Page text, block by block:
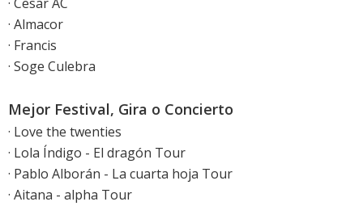
· Almacor
· Francis
· Soge Culebra
Mejor Festival, Gira o Concierto
· Love the twenties
· Lola Índigo - El dragón Tour
· Pablo Alborán - La cuarta hoja Tour
· Aitana - alpha Tour